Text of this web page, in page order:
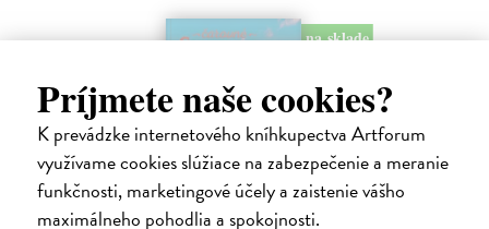
Príjmete naše cookies?
K prevádzke internetového kníhkupectva Artforum
využívame cookies slúžiace na zabezpečenie a meranie
funkčnosti, marketingové účely a zaistenie vášho
maximálneho pohodlia a spokojnosti.
na sklade
Čarovné Slovensko